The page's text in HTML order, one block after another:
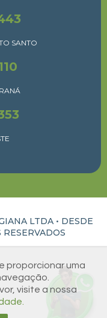
SANTO
LTDA • DESDE
proporcionar uma
visite a nossa